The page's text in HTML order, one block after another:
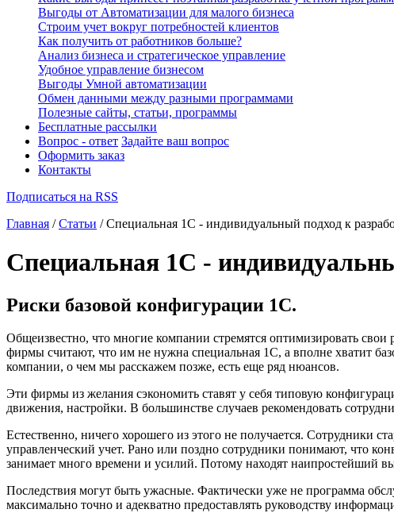
Выгоды от Автоматизации для малого бизнеса
Строим учет вокруг потребностей клиентов
Как получить от работников больше?
Анализ бизнеса и стратегическое управление
Удобное управление бизнесом
Выгоды Умной автоматизации
Обмен данными между разными программами
Полезные сайты, статьи, программы
Бесплатные рассылки
Вопрос - ответ Задайте ваш вопрос
Оформить заказ
Контакты
Подписаться на RSS
Главная /Статьи / Специальная 1С - индивидуальный подход к
Специальная 1С -
Риски базовой конфигурации 1С.
Общеизвестно, что многие компании стремятся оптимизировать
фирмы считают, что им не нужна специальная 1С, а вполне хватит
компании, о чем мы расскажем позже, есть еще ряд нюансов.
Эти фирмы из желания сэкономить ставят у себя типовую
движения, настройки. В большинстве случаев рекомендовать
Естественно, ничего хорошего из этого не получается. Сотрудники
управленческий учет. Рано или поздно сотрудники понимают, что
занимает много времени и усилий. Потому находят наипростейший
Последствия могут быть ужасные. Фактически уже не программа
максимально точно и адекватно предоставлять руководству